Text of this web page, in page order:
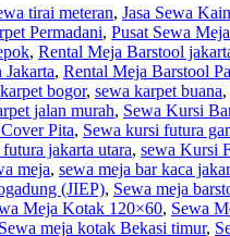
tirai meteran, Jasa Sewa
Permadani, Pusat Sewa
, Rental Meja Barstool
Jakarta, Rental Meja Barstool
bogor, sewa karpet buana,
jalan murah, Sewa Kursi
Pita, Sewa kursi futura
jakarta utara, sewa Kursi
meja, sewa meja bar kaca
(JIEP), Sewa meja
Meja Kotak 120×60, Sewa
Sewa meja kotak Bekasi timur,